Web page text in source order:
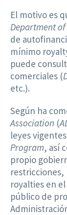
El motivo es
Department of
de
mínimo
puede
comerciales (
etc.).
Según ha
Association (
leyes
Program, así
propio
restricciones,
royalties en
público de